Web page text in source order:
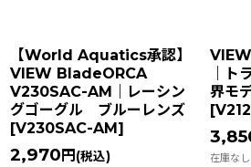
【World Aquatics承認】
VIEW BladeORCA
V230SAC-AM｜レーシン
グゴーグル ブルーレンズ
[V230SAC-AM ]
2,970 円 (税込)
｜ト
界モ
[
在庫なし